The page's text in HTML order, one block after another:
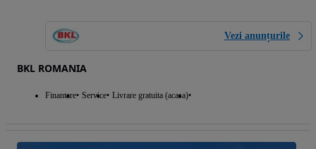
Vezi anunțurile
BKL ROMANIA
Finantare Service Livrare gratuita (acasa)